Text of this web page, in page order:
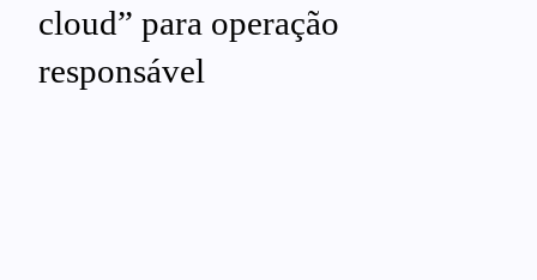
cloud” para operação
responsável